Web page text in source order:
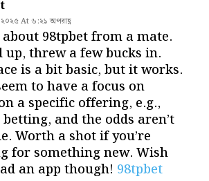
২০২৫ At ৬:২১ অপরাহ্ণ
98tpbet from a mate.
up, threw a few bucks in.
is a bit basic, but it works.
to have a focus on
a specific offering, e.g.,
and the odds aren’t
Worth a shot if you’re
for something new. Wish
an app though! 98tpbet